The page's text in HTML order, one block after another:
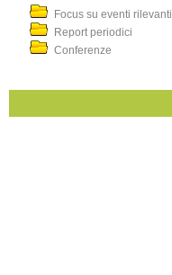
Focus su eventi rilevanti
Report periodici
Conferenze